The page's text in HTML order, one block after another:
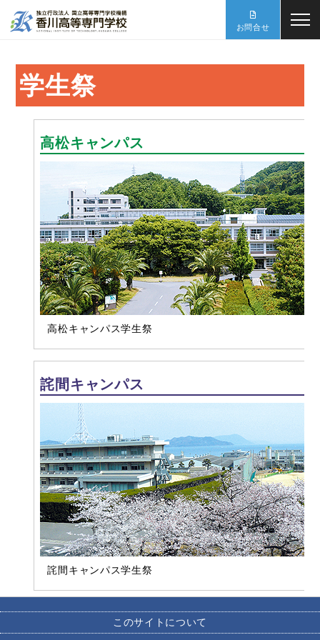
お問合せ
学生祭
高松キャンパス
高松キャンパス学生祭
詫間キャンパス
詫間キャンパス学生祭
このサイトについて